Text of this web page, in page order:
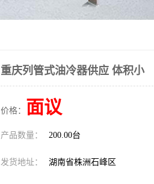
重庆列管式油冷器供应 体积小
价格： 面议
产品数量： 200.00台
发货地址： 湖南省株洲石峰区